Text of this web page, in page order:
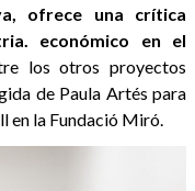
ofrece una crítica
económico en el
los otros proyectos
de Paula Artés para
en la Fundació Miró.